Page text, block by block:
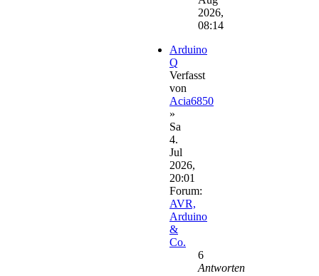
2026,
08:14
Arduino
Q
Verfasst
von
Acia6850
»
Sa
4.
Jul
2026,
20:01
Forum:
AVR,
Arduino
&
Co.
6
Antworten